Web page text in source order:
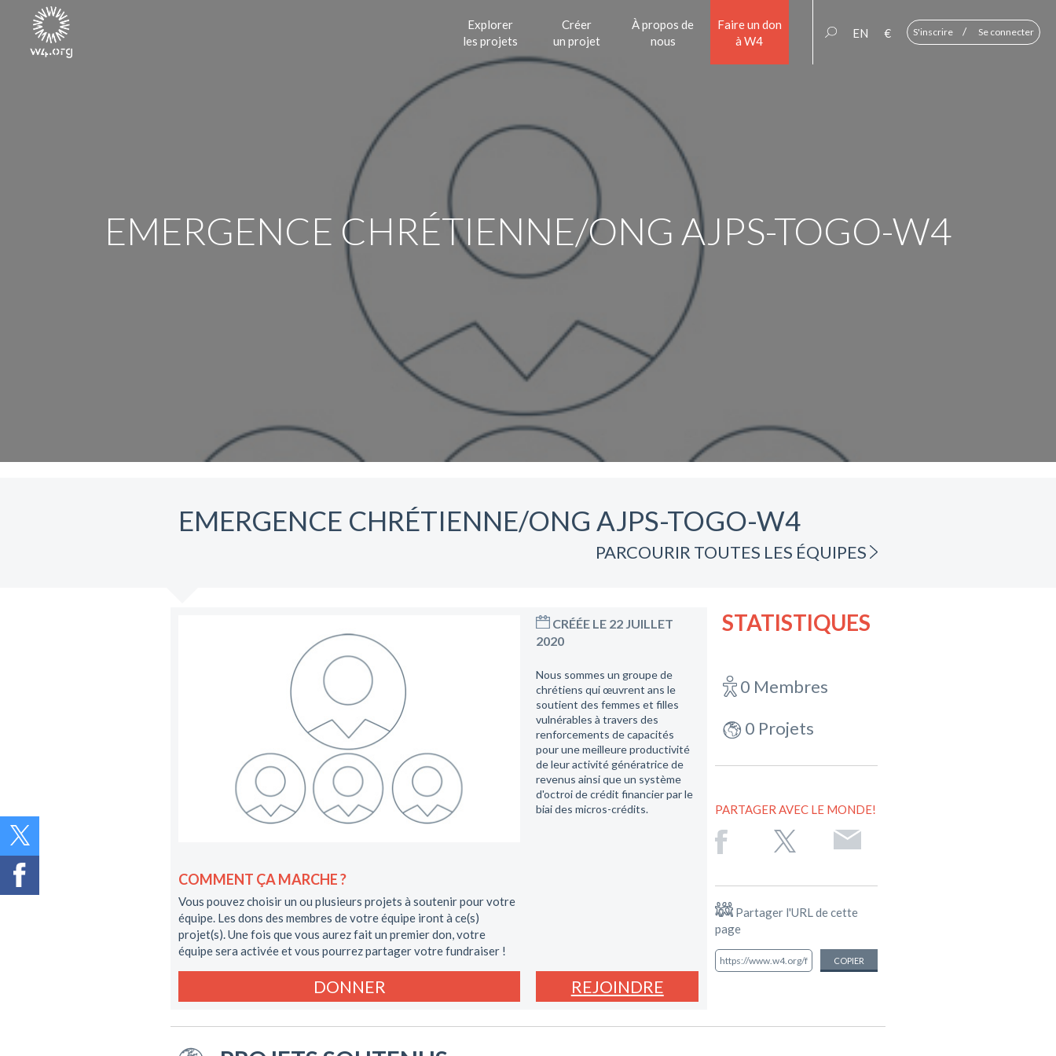
Explorer
les projets
Créer
un projet
À propos de
nous
Faire un don
à W4
EN € S'inscrire / Se connecter
EMERGENCE CHRÉTIENNE/ONG AJPS-TOGO-W4
EMERGENCE CHRÉTIENNE/ONG AJPS-TOGO-W4
PARCOURIR TOUTES LES ÉQUIPES
COMMENT ÇA MARCHE ?
Vous pouvez choisir un ou plusieurs projets à soutenir pour votre
équipe. Les dons des membres de votre équipe iront à ce(s)
projet(s). Une fois que vous aurez fait un premier don, votre
équipe sera activée et vous pourrez partager votre fundraiser !
CRÉÉE LE 22 JUILLET
2020
Nous sommes un groupe de
chrétiens qui œuvrent ans le
soutient des femmes et filles
vulnérables à travers des
renforcements de capacités
pour une meilleure productivité
de leur activité génératrice de
revenus ainsi que un système
d'octroi de crédit financier par le
biai des micros-crédits.
DONNER REJOINDRE
STATISTIQUES
0 Membres
0 Projets
PARTAGER AVEC LE MONDE!
Partager l'URL de cette
page
COPIER